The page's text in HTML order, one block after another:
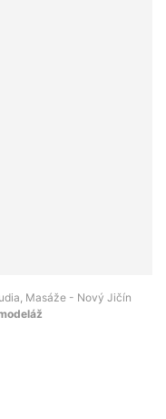
Masáže - Nový Jičín